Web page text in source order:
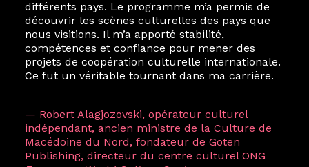
différents pays. Le programme m’a permis de
découvrir les scènes culturelles des pays que
nous visitions. Il m’a apporté stabilité,
compétences et confiance pour mener des
projets de coopération culturelle internationale.
Ce fut un véritable tournant dans ma carrière.
— Robert Alagjozovski, opérateur culturel
indépendant, ancien ministre de la Culture de
Macédoine du Nord, fondateur de Goten
Publishing, directeur du centre culturel ONG